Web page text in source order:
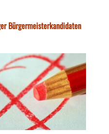
Bürgermeisterkandidaten